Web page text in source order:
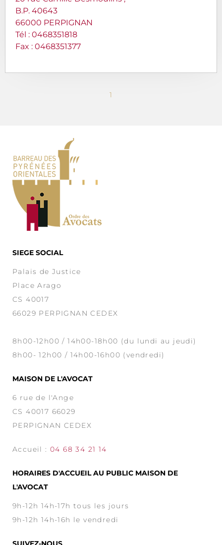
B.P. 40643
66000 PERPIGNAN
Tél : 0468351818
Fax : 0468351377
1
SIEGE SOCIAL
Palais de Justice
Place Arago
CS 40017
66029 PERPIGNAN CEDEX
8h00-12h00 / 14h00-18h00 (du lundi au jeudi)
8h00- 12h00 / 14h00-16h00 (vendredi)
MAISON DE L'AVOCAT
6 rue de l'Ange
CS 40017 66029
PERPIGNAN CEDEX
Accueil :04 68 34 21 14
HORAIRES D'ACCUEIL AU PUBLIC MAISON DE
L'AVOCAT
9h-12h 14h-17h tous les jours
9h-12h 14h-16h le vendredi